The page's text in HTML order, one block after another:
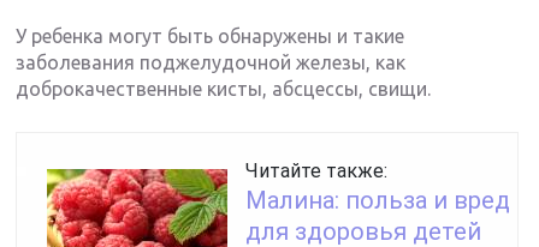
У ребенка могут быть обнаружены и такие
заболевания поджелудочной железы, как
доброкачественные кисты, абсцессы, свищи.
Читайте также:
Малина: польза и вред
для здоровья детей